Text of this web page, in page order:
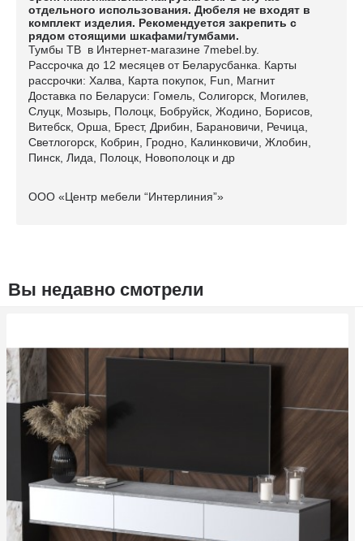
отдельного использования. Дюбеля не входят в
комплект изделия. Рекомендуется закрепить с
рядом стоящими шкафами/тумбами.
Тумбы ТВ в Интернет-магазине 7mebel.by.
Рассрочка до 12 месяцев от Беларусбанка. Карты
рассрочки: Халва, Карта покупок, Fun, Магнит
Доставка по Беларуси: Гомель, Солигорск, Могилев,
Слуцк, Мозырь, Полоцк, Бобруйск, Жодино, Борисов,
Витебск, Орша, Брест, Дрибин, Барановичи, Речица,
Светлогорск, Кобрин, Гродно, Калинковичи, Жлобин,
Пинск, Лида, Полоцк, Новополоцк и др
ООО «Центр мебели “Интерлиния”»
Вы недавно смотрели